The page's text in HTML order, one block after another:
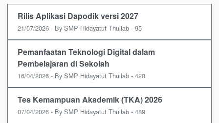
Rilis Aplikasi Dapodik versi 2027
21/07/2026 - By SMP Hidayatut Thullab - 95
Pemanfaatan Teknologi Digital dalam
Pembelajaran di Sekolah
16/04/2026 - By SMP Hidayatut Thullab - 428
Tes Kemampuan Akademik (TKA) 2026
07/04/2026 - By SMP Hidayatut Thullab - 489